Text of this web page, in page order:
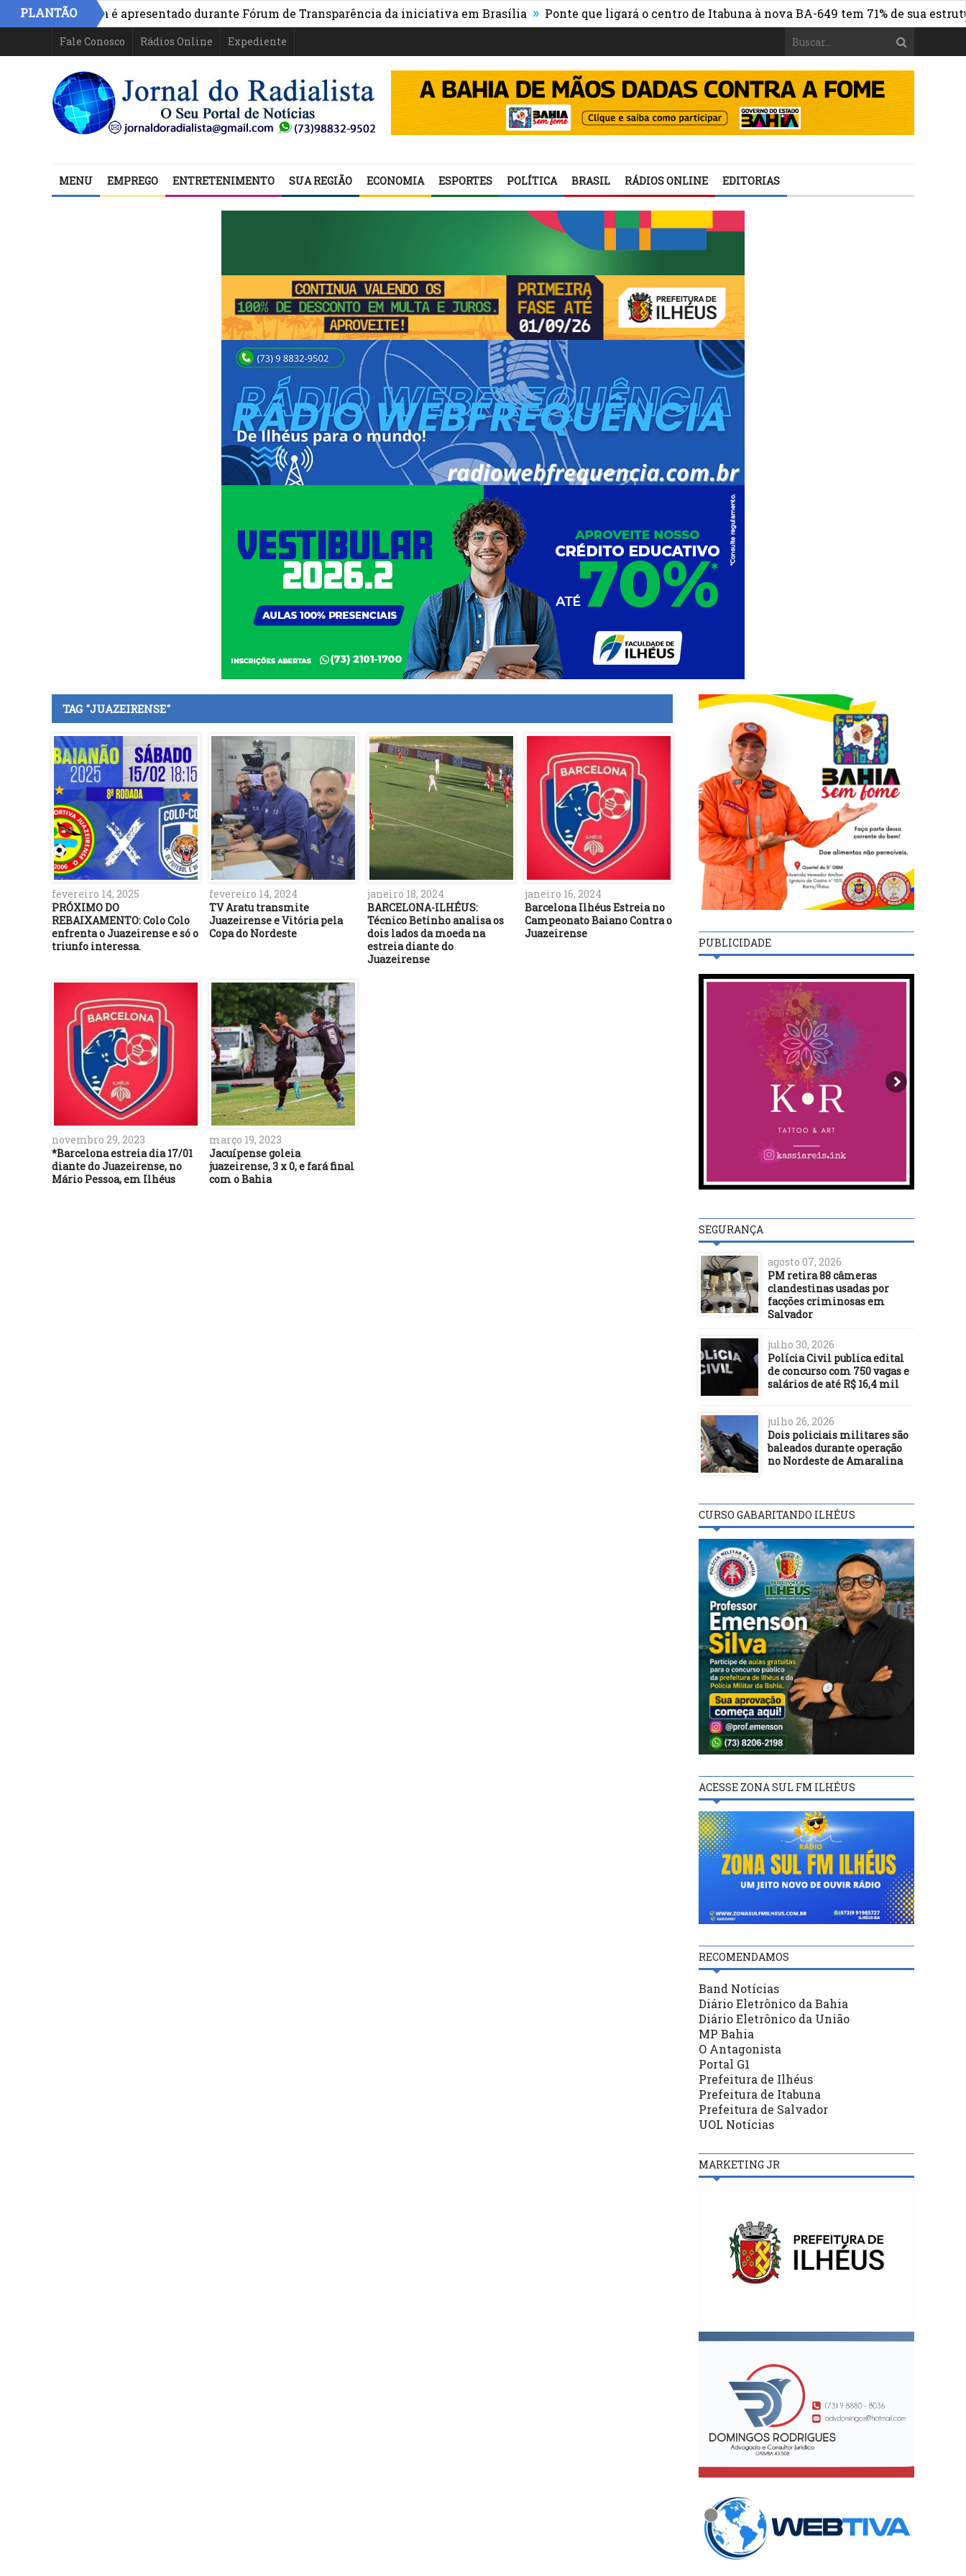
PLANTÃO
na Bahia é apresentado durante Fórum de Transparência da iniciativa em Brasília » Ponte que ligará o centro de Itabuna à nova BA-649 tem 71% de sua estrutura
Fale Conosco Rádios Online Expediente
MENU EMPREGO ENTRETENIMENTO SUA REGIÃO ECONOMIA ESPORTES POLÍTICA BRASIL RÁDIOS ONLINE EDITORIAS
TAG "JUAZEIRENSE"
fevereiro 14, 2025
PRÓXIMO DO
REBAIXAMENTO: Colo Colo
enfrenta o Juazeirense e só o
triunfo interessa.
fevereiro 14, 2024
TV Aratu transmite
Juazeirense e Vitória pela
Copa do Nordeste
janeiro 18, 2024
BARCELONA-ILHÉUS:
Técnico Betinho analisa os
dois lados da moeda na
estreia diante do
Juazeirense
janeiro 16, 2024
Barcelona Ilhéus Estreia no
Campeonato Baiano Contra o
Juazeirense
novembro 29, 2023
*Barcelona estreia dia 17/01
diante do Juazeirense, no
Mário Pessoa, em Ilhéus
março 19, 2023
Jacuípense goleia
juazeirense, 3 x 0, e fará final
com o Bahia
PUBLICIDADE
SEGURANÇA
agosto 07, 2026
PM retira 88 câmeras
clandestinas usadas por
facções criminosas em
Salvador
julho 30, 2026
Polícia Civil publica edital
de concurso com 750 vagas e
salários de até R$ 16,4 mil
julho 26, 2026
Dois policiais militares são
baleados durante operação
no Nordeste de Amaralina
CURSO GABARITANDO ILHÉUS
ACESSE ZONA SUL FM ILHÉUS
RECOMENDAMOS
Band Notícias
Diário Eletrônico da Bahia
Diário Eletrônico da União
MP Bahia
O Antagonista
Portal G1
Prefeitura de Ilhéus
Prefeitura de Itabuna
Prefeitura de Salvador
UOL Notícias
MARKETING JR